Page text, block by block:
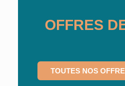
OFFRES
TOUTES NOS